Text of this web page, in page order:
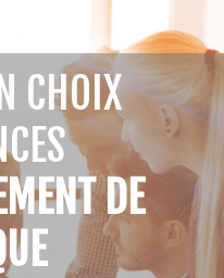
CHOIX
DE